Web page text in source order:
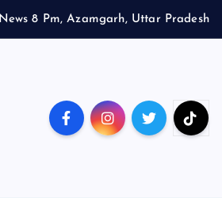
News 8 Pm, Azamgarh, Uttar Pradesh